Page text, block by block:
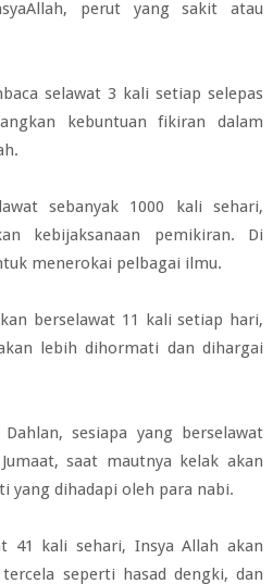
perut yang sakit atau
selawat 3 kali setiap selepas
kebuntuan fikiran dalam
sebanyak 1000 kali sehari,
kebijaksanaan pemikiran. Di
menerokai pelbagai ilmu.
berselawat 11 kali setiap hari,
lebih dihormati dan dihargai
sesiapa yang berselawat
saat mautnya kelak akan
yang dihadapi oleh para nabi.
41 kali sehari, Insya Allah akan
seperti hasad dengki, dan